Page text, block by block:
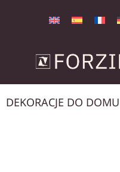
DEKORACJE DO DOMU